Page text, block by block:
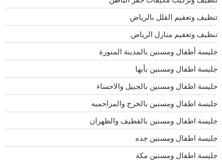
تنظيف وتعقيم الفلل بالرياض
تنظيف وتعقيم منازل الرياض
جليسة أطفال ومسنين بالمدينة المنورة
جليسة اطفال ومسنين بأبها
جليسة اطفال ومسنين بالجبيل والاحساء
جليسة اطفال ومسنين بالخرج والمزاحميه
جليسة اطفال ومسنين بالقطيف والظهران
جليسة اطفال ومسنين جده
جليسة اطفال ومسنين مكة